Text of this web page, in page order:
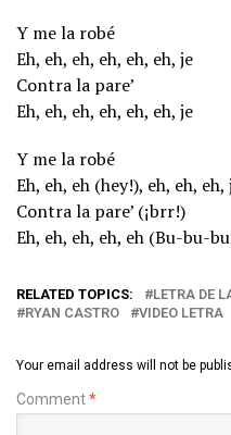
Y me la robé
Eh, eh, eh, eh, eh, eh, je
Contra la pare’
Eh, eh, eh, eh, eh, eh, je
Y me la robé
Eh, eh, eh (hey!), eh, eh, eh,
Contra la pare’ (¡brr!)
Eh, eh, eh, eh, eh (Bu-bu-
RELATED TOPICS: LETRA DE
RYAN CASTRO
VIDEO LETRA
Your email address will not be
Comment*